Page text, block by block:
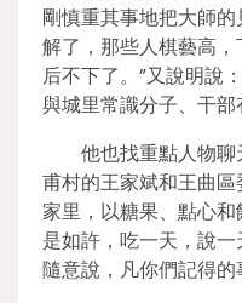
剛慎重其事地把大師
解了，那些人棋藝高
后不下了。”又說明說
與城里常識分子、干部
他也找重點人物
甫村的王家斌和王曲
家里，以糖果、點心
是如許，吃一天，說一
隨意說，凡你們記得的